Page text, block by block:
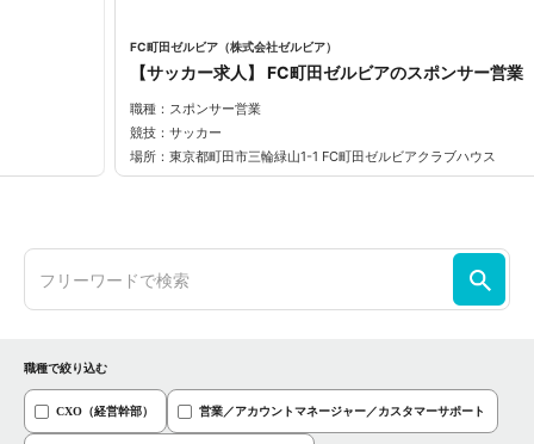
FC町田ゼルビア（株式会社ゼルビア）
【サッカー求人】 FC町田ゼルビアのスポンサー営業
職種：スポンサー営業
競技：サッカー
場所：東京都町田市三輪緑山1-1 FC町田ゼルビアクラブハウス
職種で絞り込む
CXO（経営幹部） 営業／アカウントマネージャー／カスタマーサポート